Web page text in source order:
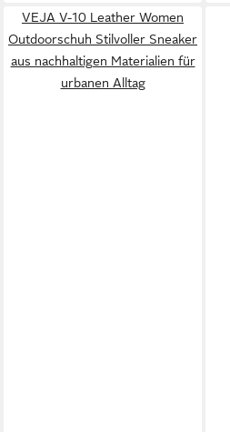
VEJA V-10 Leather Women
Outdoorschuh Stilvoller Sneaker
aus nachhaltigen Materialien für
urbanen Alltag